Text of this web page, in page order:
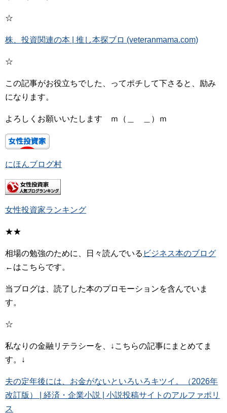
☆
株、投資関連の本 | 推し本探ブロ (veteranmama.com)
☆
この記事がお役立ちでした、ってポチして下さると、励み
になります。
よろしくお願いいたします ｍ（＿ ＿）ｍ
にほんブログ村
女性投資家ランキング
★★
相場の勉強のために、日々読んでいる ビジネス本のブログ
←はこちらです。
当ブログは、読了した本のプロモーションを含んでいま
す。
☆
私なりの金融リテラシーを、↓こちらの記事にまとめてま
す。↓
夫の定年後には、お金がないといろいろキツイ。（2026年
改訂版） | 経済・企業小説 | 小説投稿サイトのアルファポリ
ス